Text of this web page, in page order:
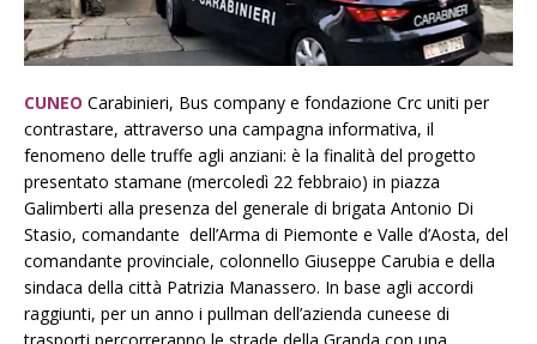
CUNEO Carabinieri, Bus company e fondazione Crc uniti per
contrastare, attraverso una campagna informativa, il
fenomeno delle truffe agli anziani: è la finalità del progetto
presentato stamane (mercoledì 22 febbraio) in piazza
Galimberti alla presenza del generale di brigata Antonio Di
Stasio, comandante dell’Arma di Piemonte e Valle d’Aosta, del
comandante provinciale, colonnello Giuseppe Carubia e della
sindaca della città Patrizia Manassero. In base agli accordi
raggiunti, per un anno i pullman dell’azienda cuneese di